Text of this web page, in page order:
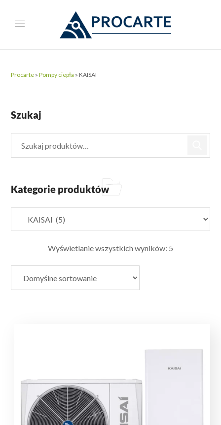
Procarte »Pompy ciepła » KAISAI
Wyświetlanie wszystkich wyników: 5
Szukaj
Kategorie produktów